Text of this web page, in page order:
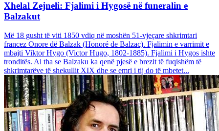
Xhelal Zejneli: Fjalimi i Hygosë në funeralin e
Balzakut
Më 18 gusht të viti 1850 vdiq në moshën 51-vjeçare shkrimtari
francez Onore dë Balzak (Honoré de Balzac). Fjalimin e varrimit e
mbajti Viktor Hygo (Victor Hugo, 1802-1885). Fjalimi i Hygos ishte
tronditës. Ai tha se Balzaku ka qenë pjesë e brezit të fuqishëm të
shkrimtarëve të shekullit XIX dhe se emri i tij do të mbetet...